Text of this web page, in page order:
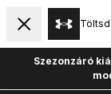
Szezonzáró